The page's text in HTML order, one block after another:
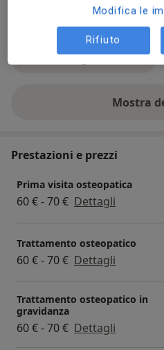
Visualizza galleria (14)
Mostra
Prestazioni e prezzi
Prima visita osteopatica
60 € - 70 € Dettagli
Trattamento osteopatico
60 € - 70 € Dettagli
Trattamento osteopatico in
gravidanza
60 € - 70 € Dettagli
Modifica le
Rifiuto